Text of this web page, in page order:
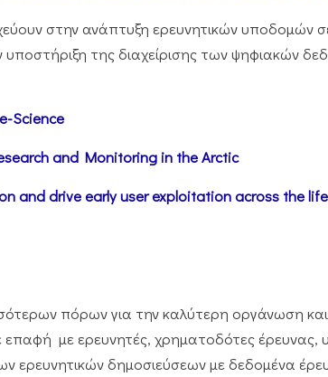
στην ανάπτυξη ερευνητικών υποδομών σε
υποστήριξη της διαχείρισης των ψηφιακών
Science
and Monitoring in the Arctic
and drive early user exploitation across the
πόρων για την καλύτερη οργάνωση
με ερευνητές, χρηματοδότες έρευνας,
δημοσιεύσεων με δεδομένα